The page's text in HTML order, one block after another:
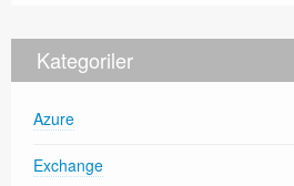
Kategoriler
Azure
Exchange